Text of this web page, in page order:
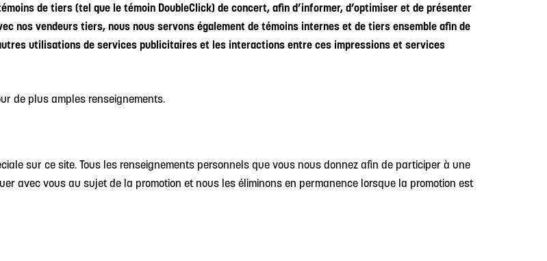
de tiers (tel que le témoin DoubleClick) de concert, afin d’informer, d’optimiser et de présenter
nos vendeurs tiers, nous nous servons également de témoins internes et de tiers ensemble afin de
utilisations de services publicitaires et les interactions entre ces impressions et services
de plus amples renseignements.
sur ce site. Tous les renseignements personnels que vous nous donnez afin de participer à une
avec vous au sujet de la promotion et nous les éliminons en permanence lorsque la promotion est